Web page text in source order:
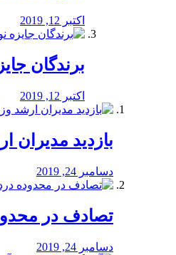
اکتبر 12, 2019
برندگان
اکتبر 12, 2019
بازدید مدیران
دسامبر 24, 2019
تصادف در
دسامبر 24, 2019